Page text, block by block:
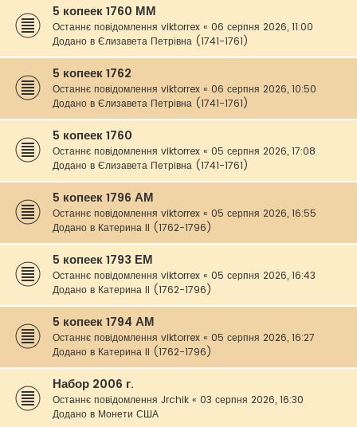
5 копеек 1760 ММ
Останнє повідомлення viktorrex « 06 серпня 2026, 11:00
Додано в Єлизавета Петрівна (1741-1761)
5 копеек 1762
Останнє повідомлення viktorrex « 06 серпня 2026, 10:50
Додано в Єлизавета Петрівна (1741-1761)
5 копеек 1760
Останнє повідомлення viktorrex « 05 серпня 2026, 17:08
Додано в Єлизавета Петрівна (1741-1761)
5 копеек 1796 АМ
Останнє повідомлення viktorrex « 05 серпня 2026, 16:55
Додано в Катерина II (1762-1796)
5 копеек 1793 ЕМ
Останнє повідомлення viktorrex « 05 серпня 2026, 16:43
Додано в Катерина II (1762-1796)
5 копеек 1794 АМ
Останнє повідомлення viktorrex « 05 серпня 2026, 16:27
Додано в Катерина II (1762-1796)
Набор 2006 г.
Останнє повідомлення Jrchik « 03 серпня 2026, 16:30
Додано в Монети США